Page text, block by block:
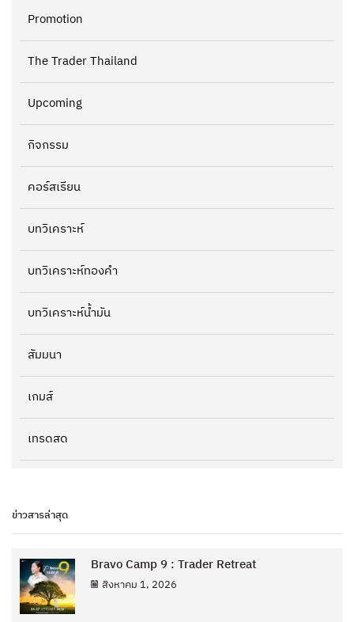
Promotion
The Trader Thailand
Upcoming
กิจกรรม
คอร์สเรียน
บทวิเคราะห์
บทวิเคราะห์ทองคำ
บทวิเคราะห์น้ำมัน
สัมมนา
เกมส์
เทรดสด
ข่าวสารล่าสุด
Bravo Camp 9 : Trader Retreat
สิงหาคม 1, 2026